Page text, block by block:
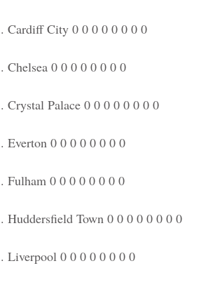
. Cardiff City 0 0 0 0 0 0 0 0
. Chelsea 0 0 0 0 0 0 0 0
. Crystal Palace 0 0 0 0 0 0 0 0
. Everton 0 0 0 0 0 0 0 0
. Fulham 0 0 0 0 0 0 0 0
. Huddersfield Town 0 0 0 0 0 0 0 0
. Liverpool 0 0 0 0 0 0 0 0